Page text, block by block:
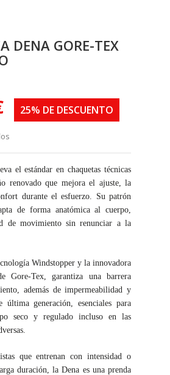
DENA GORE-TEX
25% DE DESCUENTO
el estándar en chaquetas técnicas
renovado que mejora el ajuste, la
durante el esfuerzo. Su patrón
de forma anatómica al cuerpo,
de movimiento sin renunciar a la
Windstopper y la innovadora
Gore-Tex, garantiza una barrera
además de impermeabilidad y
última generación, esenciales para
seco y regulado incluso en las
que entrenan con intensidad o
duración, la Dena es una prenda